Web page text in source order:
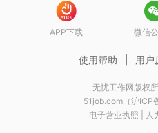
APP下载 微信
使用帮助 用户
无忧工作网版权
51job.com（沪ICP
电子营业执照
人